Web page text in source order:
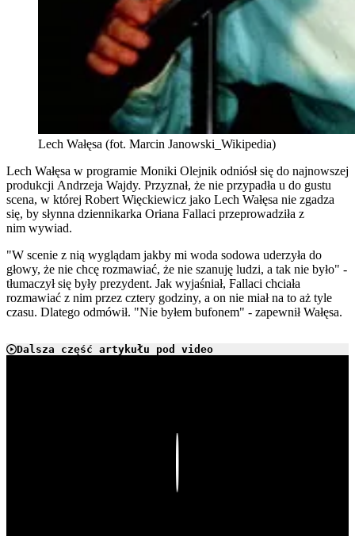
Lech Wałęsa (fot. Marcin Janowski_Wikipedia)
Lech Wałęsa w programie Moniki Olejnik odniósł się do najnowszej
produkcji Andrzeja Wajdy. Przyznał, że nie przypadła u do gustu
scena, w której Robert Więckiewicz jako Lech Wałęsa nie zgadza
się, by słynna dziennikarka Oriana Fallaci przeprowadziła z
nim wywiad.
"W scenie z nią wyglądam jakby mi woda sodowa uderzyła do
głowy, że nie chcę rozmawiać, że nie szanuję ludzi, a tak nie było" -
tłumaczył się były prezydent. Jak wyjaśniał, Fallaci chciała
rozmawiać z nim przez cztery godziny, a on nie miał na to aż tyle
czasu. Dlatego odmówił. "Nie byłem bufonem" - zapewnił Wałęsa.
Dalsza część artykułu pod video